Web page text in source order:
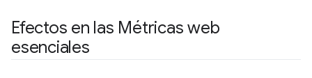
Efectos en las Métricas web
esenciales